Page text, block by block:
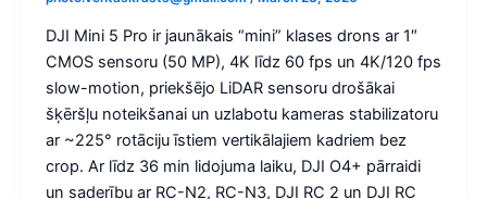
DJI Mini 5 Pro ir jaunākais “mini” klases drons ar 1″
CMOS sensoru (50 MP), 4K līdz 60 fps un 4K/120 fps
slow-motion, priekšējo LiDAR sensoru drošākai
šķēršļu noteikšanai un uzlabotu kameras stabilizatoru
ar ~225° rotāciju īstiem vertikālajiem kadriem bez
crop. Ar līdz 36 min lidojuma laiku, DJI O4+ pārraidi
un saderību ar RC-N2, RC-N3, DJI RC 2 un DJI RC